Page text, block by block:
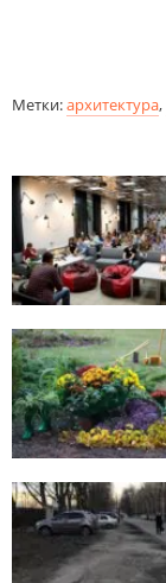
Метки:архитектура,